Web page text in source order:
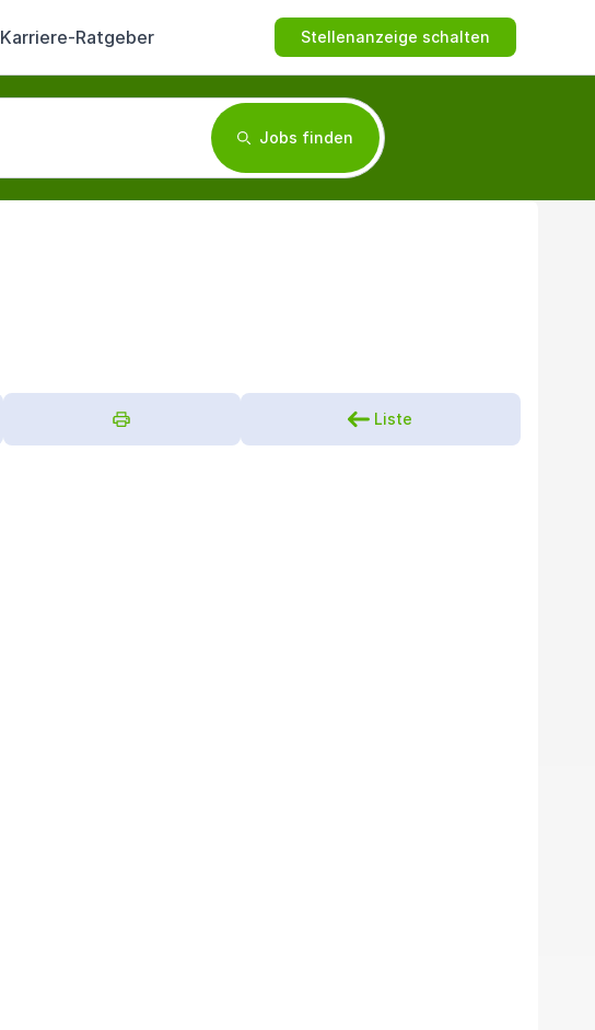
Stellenanzeige schalten
Karriere-Ratgeber
Jobs finden
Liste